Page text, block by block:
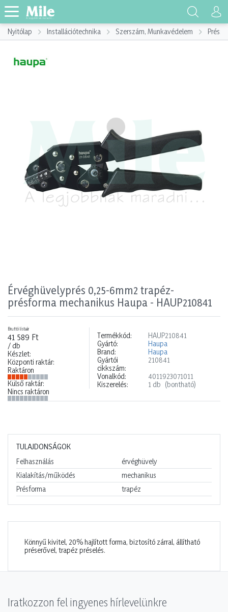
Nyitólap Installációtechnika Szerszám, Munkavédelem
Érvéghüvelyprés 0,25-6mm2 trapéz-
présforma mechanikus Haupa - HAUP210841
Bruttó listaár
41 589 Ft
/ db
Készlet:
Központi raktár:
Raktáron
Külső raktár:
Nincs raktáron
Termékkód:
HAUP210841
Gyártó:
Haupa
Brand:
Haupa
Gyártói
cikkszám:
210841
Vonalkód:
4011923071011
Kiszerelés:
1 db (bontható)
TULAJDONSÁGOK
Felhasználás
érvéghüvely
Kialakítás/működés
mechanikus
Présforma
trapéz
Könnyű kivitel, 20% hajlított forma, biztosító zárral, állítható
préserővel, trapéz préselés.
Iratkozzon fel ingyenes hírlevelünkre